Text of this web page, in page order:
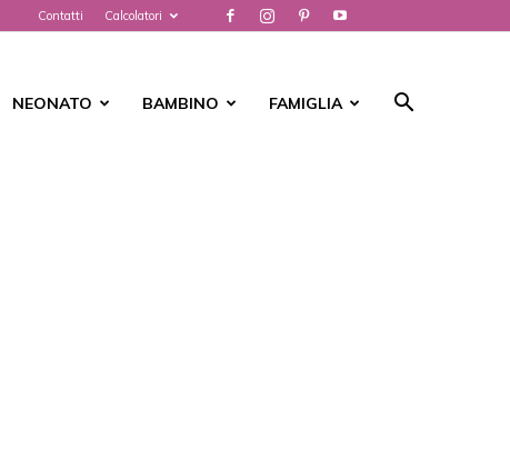
Contatti Calcolatori
NEONATO BAMBINO FAMIGLIA